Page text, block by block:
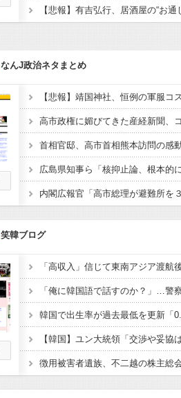
なんJ政治ネタまとめ
【悲報】靖国神社、恒例の軍服コ
広島県知事ら「核抑止論、根本的
笑韓ブログ